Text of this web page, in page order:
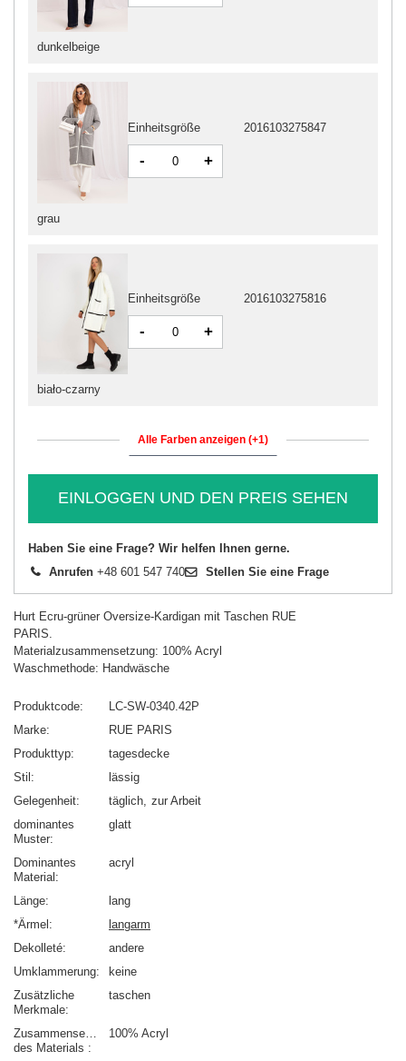
dunkelbeige
grau
Einheitsgröße 2016103275847
- +
biało-czarny
Einheitsgröße 2016103275816
- +
Alle Farben anzeigen (+1)
EINLOGGEN UND DEN PREIS SEHEN
Haben Sie eine Frage? Wir helfen Ihnen gerne.
Anrufen +48 601 547 740 Stellen Sie eine Frage
Hurt Ecru-grüner Oversize-Kardigan mit Taschen RUE
PARIS.
Materialzusammensetzung: 100% Acryl
Waschmethode: Handwäsche
Produktcode
LC-SW-0340.42P
Marke
RUE PARIS
Produkttyp
tagesdecke
Stil
lässig
Gelegenheit
täglich zur Arbeit
dominantes
Muster
glatt
Dominantes
Material
acryl
Länge
lang
*Ärmel
langarm
Dekolleté
andere
Umklammerung
keine
Zusätzliche
Merkmale
taschen
Zusammensetzung
des Materials
100% Acryl